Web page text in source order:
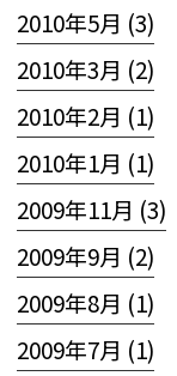
2010年5月 (3)
2010年3月 (2)
2010年2月 (1)
2010年1月 (1)
2009年11月 (3)
2009年9月 (2)
2009年8月 (1)
2009年7月 (1)